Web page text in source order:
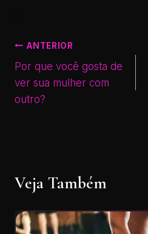
ANTERIOR
Por que você gosta de
ver sua mulher com
outro?
Veja Também